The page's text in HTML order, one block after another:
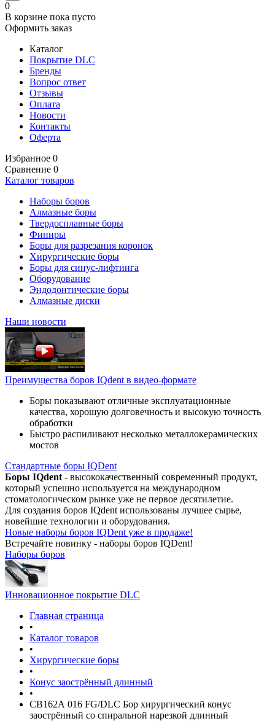
0
В корзине пока пусто
Оформить заказ
Каталог
Покрытие DLC
Бренды
Вопрос ответ
Отзывы
Оплата
Новости
Контакты
Оферта
Избранное 0
Сравнение 0
Каталог товаров
Наборы боров
Алмазные боры
Твердосплавные боры
Финиры
Боры для разрезания коронок
Хирургические боры
Боры для синус-лифтинга
Оборудование
Эндодонтические боры
Алмазные диски
Наши новости
Преимущества боров IQdent в видео-формате
Боры показывают отличные эксплуатационные
качества, хорошую долговечность и высокую точность
обработки
Быстро распиливают несколько металлокерамических
мостов
Стандартные боры IQDent
Боры IQdent - высококачественный современный продукт,
который успешно используется на международном
стоматологическом рынке уже не первое десятилетие.
Для создания боров IQdent использованы лучшее сырье,
новейшие технологии и оборудования.
Новые наборы боров IQDent уже в продаже!
Встречайте новинку - наборы боров IQDent!
Наборы боров
Инновационное покрытие DLC
Главная страница
•
Каталог товаров
•
Хирургические боры
•
Конус заострённый длинный
•
CB162А 016 FG/DLC Бор хирургический конус
заострённый со спиральной нарезкой длинный